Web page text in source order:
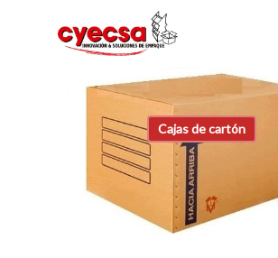
Cajas de cartón